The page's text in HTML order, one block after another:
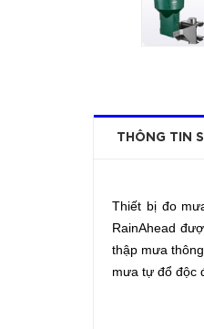
THÔNG TIN
Thiết bị đo
RainAhead
thập mưa
mưa tự đổ độc